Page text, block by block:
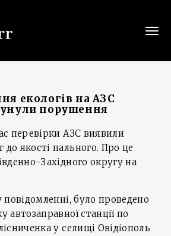
екологів на АЗС
порушення
перевірки АЗС виявили
якості пального. Про це
Західного округу на
повідомленні, було проведено
автозаправної станції по
у селищі Овідіополь